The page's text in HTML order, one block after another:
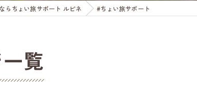
らちょい旅サポート ルピネ #ちょい旅サポート
覧